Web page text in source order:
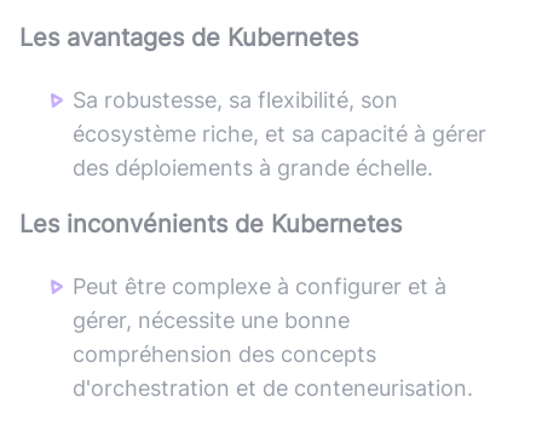
Les avantages de Kubernetes
Sa robustesse, sa flexibilité, son
écosystème riche, et sa capacité à gérer
des déploiements à grande échelle.
Les inconvénients de Kubernetes
Peut être complexe à configurer et à
gérer, nécessite une bonne
compréhension des concepts
d'orchestration et de conteneurisation.